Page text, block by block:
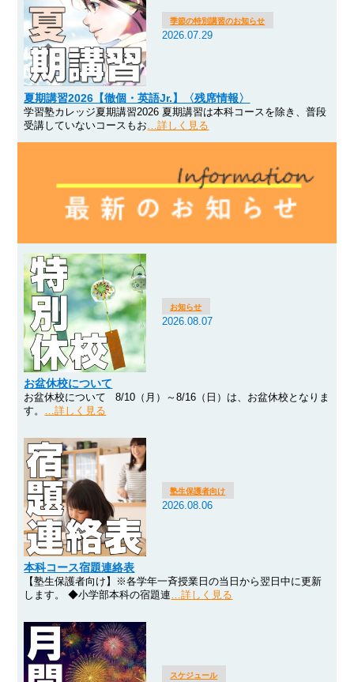
季節の特別講習のお知らせ
2026.07.29
夏期講習2026【徹個・英語Jr.】〈残席情報〉
学習塾カレッジ夏期講習2026 夏期講習は本科コースを除き、普段
受講していないコースもお …詳しく見る
お知らせ
2026.08.07
お盆休校について
お盆休校について 8/10（月）～8/16（日）は、お盆休校となりま
す。 …詳しく見る
塾生保護者向け
2026.08.06
本科コース宿題連絡表
【塾生保護者向け】※各学年一斉授業日の当日から翌日中に更新
します。 ◆小学部本科の宿題連 …詳しく見る
スケジュール